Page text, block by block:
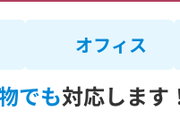
オフィス
でも対応します